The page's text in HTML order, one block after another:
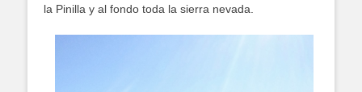
la Pinilla y al fondo toda la sierra nevada.